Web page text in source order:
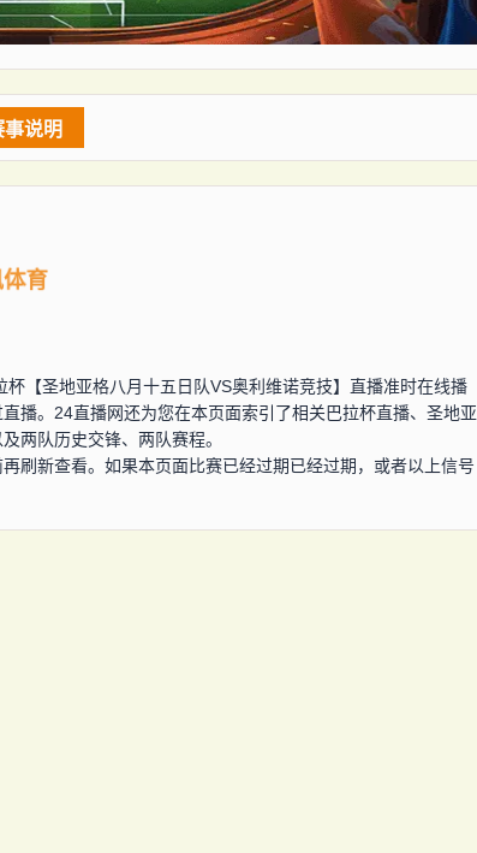
事说明
育
【圣地亚格八月十五日队VS奥利维诺竞技】直播准时在线播
播。24直播网还为您在本页面索引了相关巴拉杯直播、圣地亚
两队历史交锋、两队赛程。
刷新查看。如果本页面比赛已经过期已经过期，或者以上信号